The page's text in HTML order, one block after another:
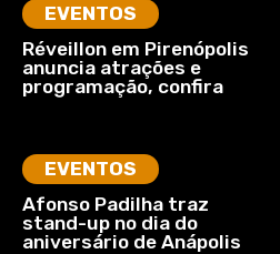
EVENTOS
Réveillon em Pirenópolis
anuncia atrações e
programação, confira
EVENTOS
Afonso Padilha traz
stand-up no dia do
aniversário de Anápolis